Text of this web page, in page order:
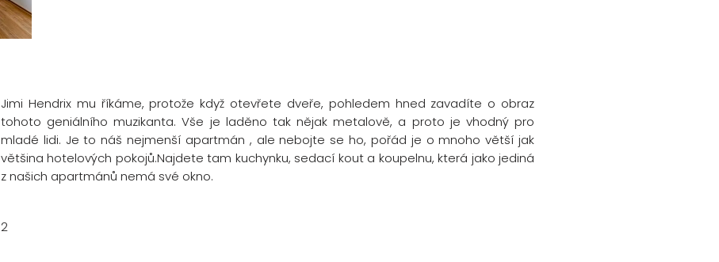
Jimi Hendrix mu říkáme, protože když otevřete dveře, pohledem hned zavadíte o obraz
tohoto geniálního muzikanta. Vše je laděno tak nějak metalově, a proto je vhodný pro
mladé lidi. Je to náš nejmenší apartmán , ale nebojte se ho, pořád je o mnoho větší jak
většina hotelových pokojů.Najdete tam kuchynku, sedací kout a koupelnu, která jako jediná
z našich apartmánů nemá své okno.
2